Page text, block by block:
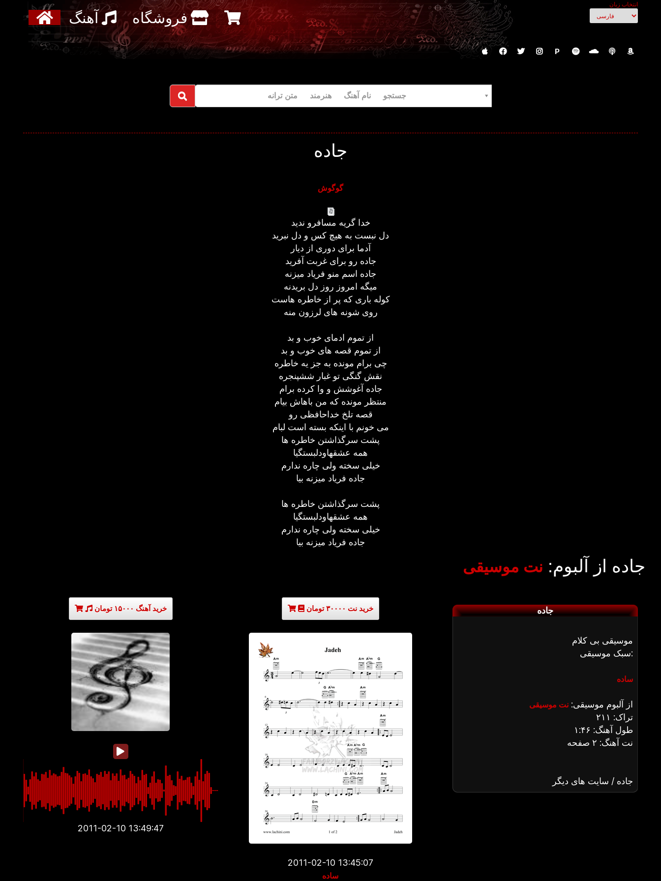
انتخاب زبان
آهنگ فروشگاه
P
جستجو نام آهنگ هنرمند متن ترانه
جاده
گوگوش
خدا گریه مسافرو ندید
دل نبست به هیچ کس و دل نبرید
آدما برای دوری از دیار
جاده رو برای غربت آفرید
جاده اسم منو فریاد میزنه
میگه امروز روز دل بریدنه
کوله باری که پر از خاطره هاست
روی شونه های لرزون منه
از تموم ادمای خوب و بد
از تموم قصه های خوب و بد
چی برام مونده به جز یه خاطره
نقش گنگی تو غبار ششپنجره
جاده آغوشش و وا کرده برام
منتظر مونده که من باهاش بیام
قصه تلخ خداحافظی رو
می خونم با اینکه بسته است لبام
پشت سرگذاشتن خاطره ها
همه عشقهاودلبستگیا
خیلی سخته ولی چاره ندارم
جاده فریاد میزنه بیا
پشت سرگذاشتن خاطره ها
همه عشقهاودلبستگیا
خیلی سخته ولی چاره ندارم
جاده فریاد میزنه بیا
جاده از آلبوم: نت موسیقی
خرید آهنگ ۱۵۰۰۰ تومان
2011-02-10 13:49:47
خرید نت ۳۰۰۰۰ تومان
2011-02-10 13:45:07
ساده
جاده
موسیقی بی کلام
سبک موسیقی:
ساده
از آلبوم موسیقی:نت موسیقی
تراک: ۲۱۱
طول آهنگ: ۱:۴۶
نت آهنگ: ۲ صفحه
جاده / سایت های دیگر